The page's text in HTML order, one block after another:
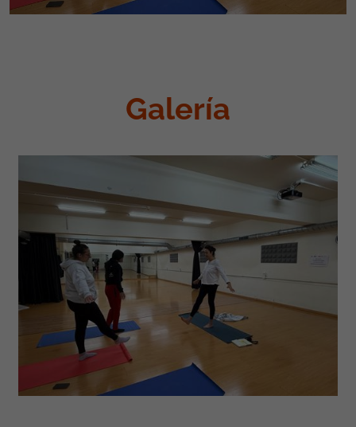
Galería